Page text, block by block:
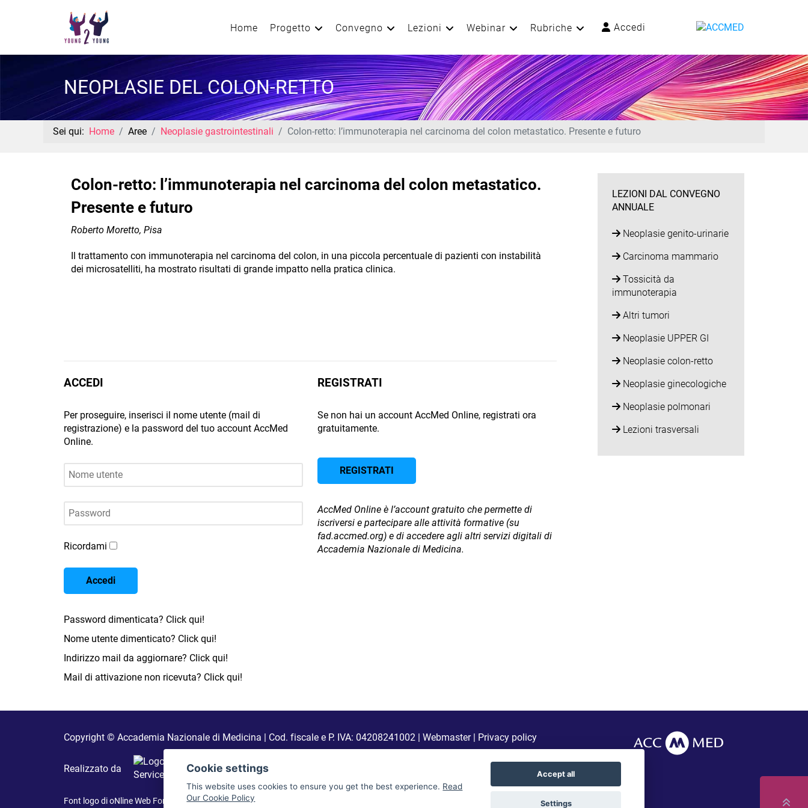
Home Progetto Convegno Lezioni Webinar Rubriche Accedi
NEOPLASIE DEL COLON-RETTO
Sei qui: Home Aree Neoplasie gastrointestinali Colon-retto: l’immunoterapia nel carcinoma del colon metastatico. Presente e futuro
Colon-retto: l’immunoterapia nel carcinoma del colon metastatico.
Presente e futuro
Roberto Moretto, Pisa
Il trattamento con immunoterapia nel carcinoma del colon, in una piccola percentuale di pazienti con instabilità
dei microsatelliti, ha mostrato risultati di grande impatto nella pratica clinica.
ACCEDI
Per proseguire, inserisci il nome utente (mail di
registrazione) e la password del tuo account AccMed
Online.
Nome utente
Password
Ricordami
Accedi
Password dimenticata? Click qui!
Nome utente dimenticato? Click qui!
Indirizzo mail da aggiornare? Click qui!
Mail di attivazione non ricevuta? Click qui!
REGISTRATI
Se non hai un account AccMed Online, registrati ora
gratuitamente.
REGISTRATI
AccMed Online è l’account gratuito che permette di
iscriversi e partecipare alle attività formative (su
fad.accmed.org) e di accedere agli altri servizi digitali di
Accademia Nazionale di Medicina.
LEZIONI DAL CONVEGNO
ANNUALE
Neoplasie genito-urinarie
Carcinoma mammario
Tossicità da
immunoterapia
Altri tumori
Neoplasie UPPER GI
Neoplasie colon-retto
Neoplasie ginecologiche
Neoplasie polmonari
Lezioni trasversali
Copyright © Accademia Nazionale di Medicina | Cod. fiscale e P. IVA: 04208241002 | Webmaster| Privacy policy
Realizzato da
Font logo dioNline Web Fonts licenziato secondo CC BY 4.0
Cookie settings
This website uses cookies to ensure you get the best experience. Read
Our Cookie Policy
Accept all
Settings